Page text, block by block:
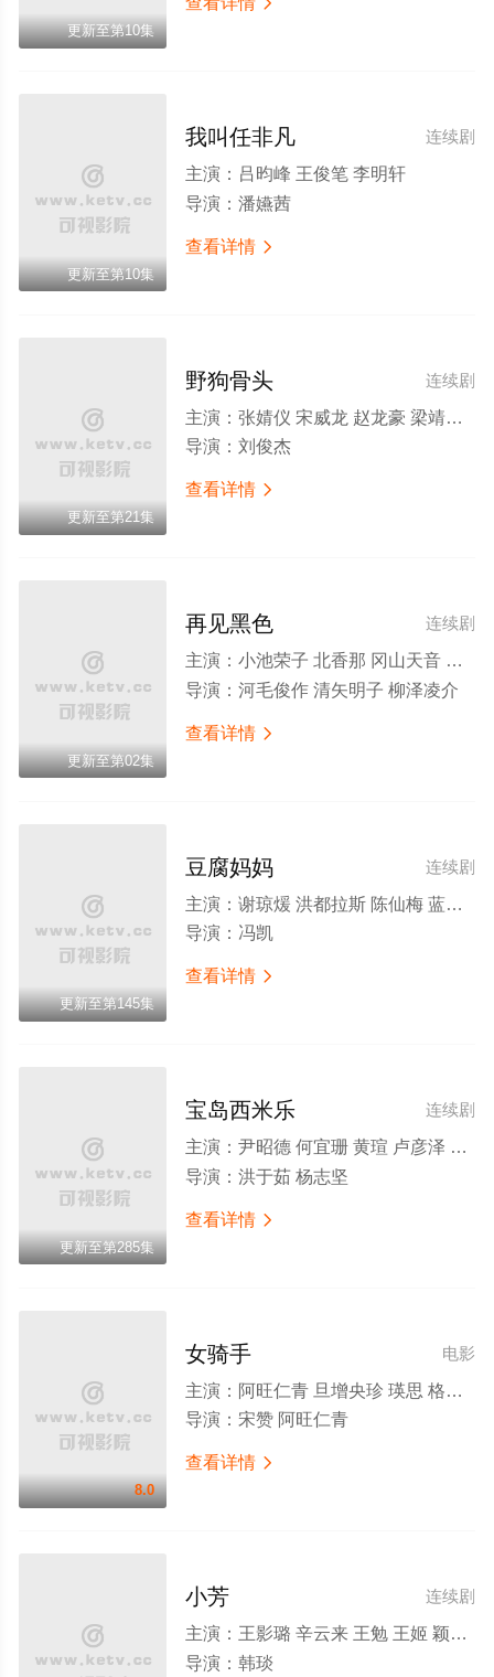
更新至第10集

更新至第10集
连续剧
我叫任非凡
主演： 吕昀峰 王俊笔 李明轩
导演： 潘嬿茜
查看详情 
更新至第21集
连续剧
野狗骨头
主演： 张婧仪 宋威龙 赵龙豪 梁靖康 何明翰 汤加文 杨雪儿 田征 吴其江 练练 何瑞贤 吴弘 周铁 陈子萱 凌美仕 严智超 周俞辰 曲靖 孙亦鸿 苗若芃 惠园
导演： 刘俊杰
查看详情 
更新至第02集
连续剧
再见黑色
主演： 小池荣子 北香那 冈山天音 户田惠子 渡部笃郎
导演： 河毛俊作 清矢明子 柳泽凌介
查看详情 
更新至第145集
连续剧
豆腐妈妈
主演： 谢琼煖 洪都拉斯 陈仙梅 蓝苇华 苏晏霈 曾智希 曾子益 陈志强 郭忠祐 李之勤 潘奕如 范瑞君 王耿豪 吴铃山 张倩 李运庆 罗子惟 宫美乐 王晴 于浩威 马国毕 张世贤 徐千京 黄子玲 黄靖雅 李佩怡 吴政澔 黄尚禾 吴皓升
导演： 冯凯
查看详情 
更新至第285集
连续剧
宝岛西米乐
主演： 尹昭德 何宜珊 黄瑄 卢彦泽 陈文山 王盈凯 黄婕菲 蔡祥 马国贤 孙绽 陈婉婷 王丁筑 璟宣 许瀞蔆 张雁名 颜邦智 曹景俊 陈玹宇 李緻 洪淇 刘汉强 张育绮 逸祥 亮曦 王芮希 李祐诚 卢尚恩 李铭叡 黄隽智 张景闳 游安顺 杨子仪
导演： 洪于茹 杨志坚
查看详情 
8.0
电影
女骑手
主演： 阿旺仁青 旦增央珍 瑛思 格桑旺姆 四郎次仁 次真 魏崇鼎
导演： 宋赞 阿旺仁青
查看详情 
连续剧
小芳
主演： 王影璐 辛云来 王勉 王姬 颖儿 李川 元清 吴军 吴彦姝 林永健 范明 夏力薪
导演： 韩琰